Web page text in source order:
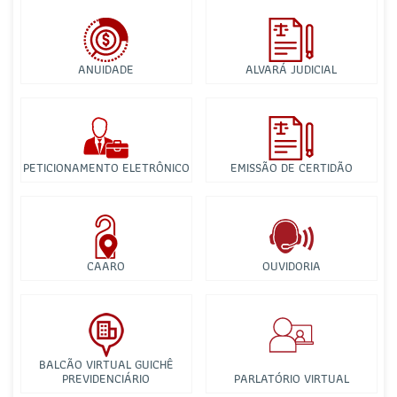
ANUIDADE ALVARÁ JUDICIAL
PETICIONAMENTO ELETRÔNICO EMISSÃO DE CERTIDÃO
CAARO OUVIDORIA
BALCÃO VIRTUAL GUICHÊ
PREVIDENCIÁRIO PARLATÓRIO VIRTUAL